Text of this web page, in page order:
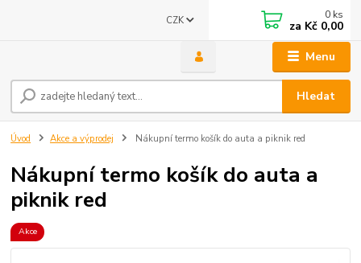
Menu
CZK
Hledat
0 ks
za Kč 0,00
Úvod Akce a výprodej Nákupní termo košík do auta a piknik red
Nákupní termo košík do auta a
piknik red
Akce